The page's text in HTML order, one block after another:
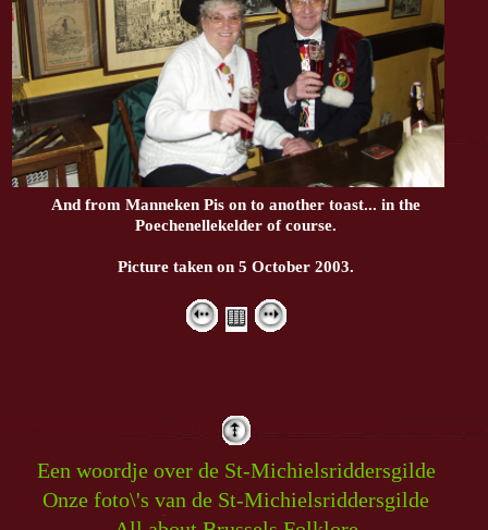
And from Manneken Pis on to another toast... in the
Poechenellekelder of course.
Picture taken on 5 October 2003.
Een woordje over de St-Michielsriddersgilde
Onze foto\'s van de St-Michielsriddersgilde